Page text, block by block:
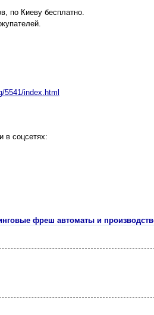
по Киеву бесплатно.
5541/index.html
в соцсетях:
фреш автоматы и